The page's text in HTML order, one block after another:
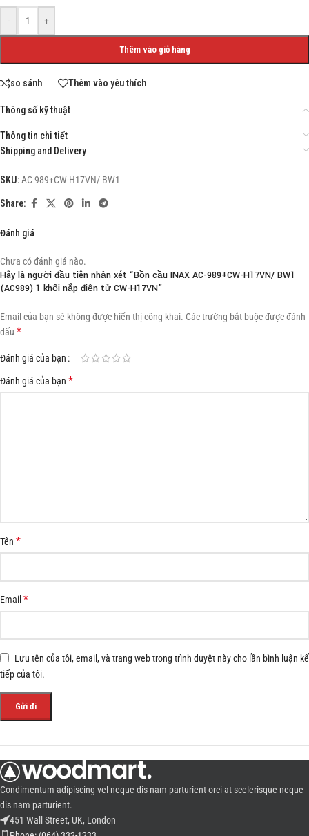
- +
Thêm vào giỏ hàng
so sánh Thêm vào yêu thích
Thông số kỹ thuật
Thông tin chi tiết
Shipping and Delivery
SKU:AC-989+CW-H17VN/ BW1
Share:
Đánh giá
Chưa có đánh giá nào.
Hãy là người đầu tiên nhận xét “Bồn cầu INAX AC-989+CW-H17VN/ BW1
(AC989) 1 khối nắp điện tử CW-H17VN”
Email của bạn sẽ không được hiển thị công khai. Các trường bắt buộc được đánh
dấu *
Đánh giá của bạn
Đánh giá của bạn *
Tên *
Email*
Lưu tên của tôi, email, và trang web trong trình duyệt này cho lần bình luận kế
tiếp của tôi.
Condimentum adipiscing vel neque dis nam parturient orci at scelerisque neque
dis nam parturient.
451 Wall Street, UK, London